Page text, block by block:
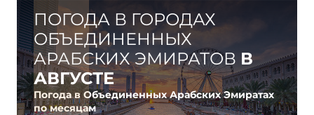
ПОГОДА В ГОРОДАХ
ОБЪЕДИНЕННЫХ
АРАБСКИХ ЭМИРАТОВ В
АВГУСТЕ
Погода в Объединенных Арабских Эмиратах
по месяцам